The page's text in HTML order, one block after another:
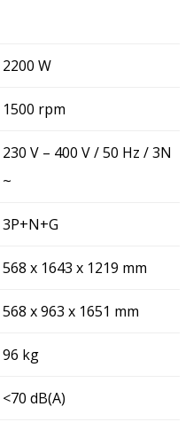
2200 W
1500 rpm
230 V – 400 V / 50 Hz / 3N
~
3P+N+G
568 x 1643 x 1219 mm
568 x 963 x 1651 mm
96 kg
<70 dB(A)